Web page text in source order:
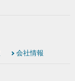
会社情報